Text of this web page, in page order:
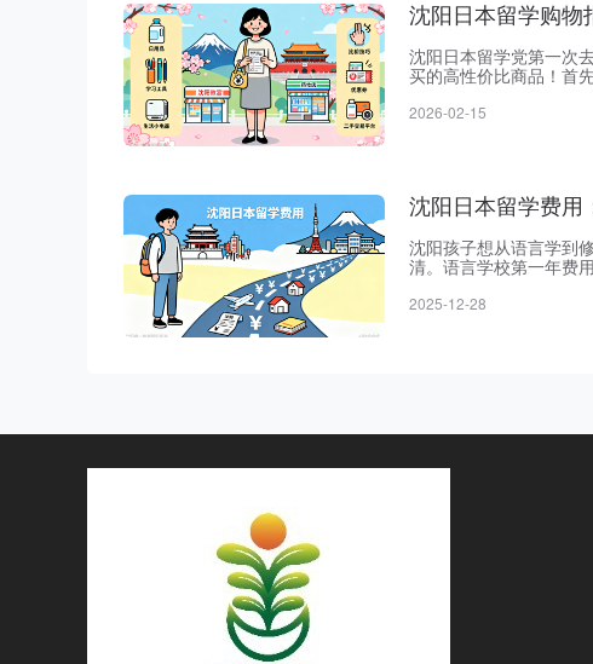
沈阳日本留学购物
沈阳日本留学党第一次
买的高性价比商品！首
特别是打折扣的时候，
2026-02-15
沈阳日本留学费用
沈阳孩子想从语言学到
清。语言学校第一年费
万日元学费+28万日元入
2025-12-28